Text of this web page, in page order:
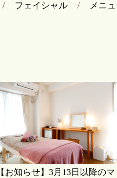
フェイシャル メニ
【お知らせ】3月13日以降のマ